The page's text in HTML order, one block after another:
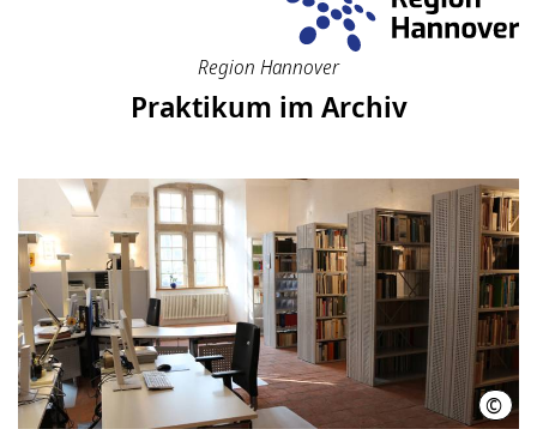
Region Hannover
Praktikum im Archiv
©